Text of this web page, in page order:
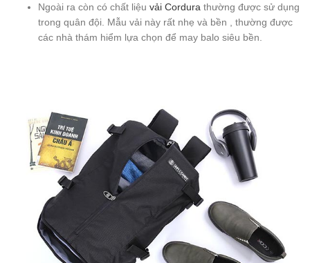
Ngoài ra còn có chất liệu vải Cordura thường được sử dụng
trong quân đội. Mẫu vải này rất nhẹ và bền , thường được
các nhà thám hiểm lựa chọn để may balo siêu bền.